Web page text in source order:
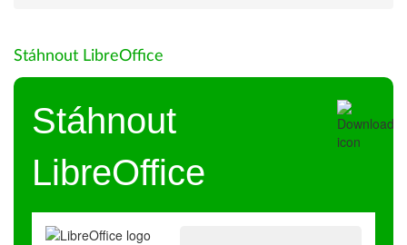
Stáhnout LibreOffice
Stáhnout
LibreOffice